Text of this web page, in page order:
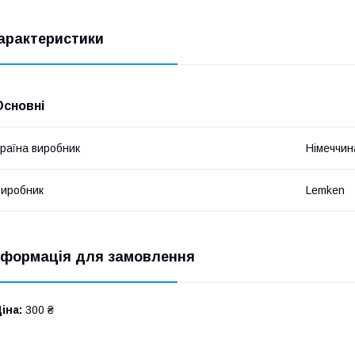
виробник
Lemken
для замовлення
300 ₴